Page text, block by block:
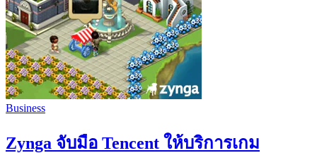
Business
Zynga จับมือ Tencent ให้บริการเกม